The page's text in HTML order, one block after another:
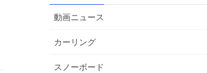
動画ニュース
カーリング
スノーボード